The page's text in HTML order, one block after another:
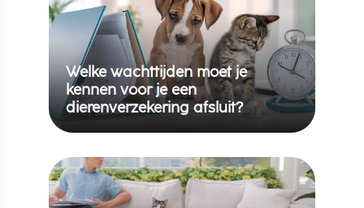
Welke wachttijden moet je
kennen voor je een
dierenverzekering afsluit?